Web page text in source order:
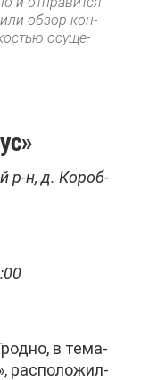
об­зор кон­
осу­ще­
р-н, д. Ко­роб­
в те­ма­
рас­по­ло­жил­